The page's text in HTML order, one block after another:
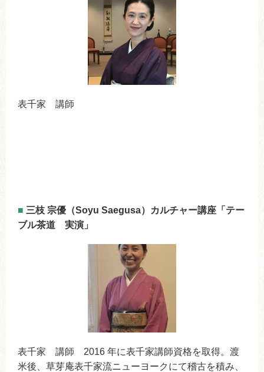
表千家 講師
■ 三枝 宗優（Soyu Saegusa）カルチャー講座「テー
ブル茶道 実演」
表千家 講師 2016 年に表千家講師資格を取得。渡
米後、草芽庵表千家流ニューヨークにて稽古を積み、